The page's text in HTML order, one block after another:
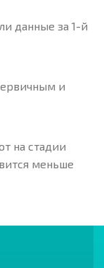
данные за 1-й
и
на стадии
меньше